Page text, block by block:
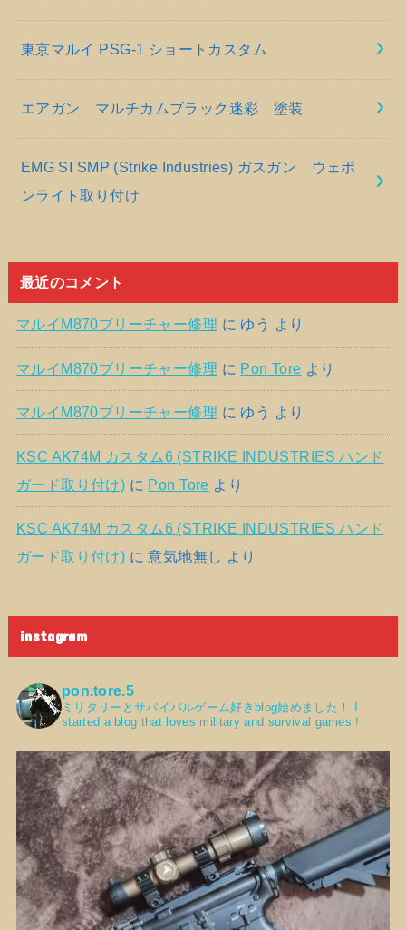
東京マルイ PSG-1 ショートカスタム
エアガン マルチカムブラック迷彩 塗装
EMG SI SMP (Strike Industries) ガスガン ウェポ
ンライト取り付け
最近のコメント
マルイM870ブリーチャー修理 に ゆう より
マルイM870ブリーチャー修理 に Pon Tore より
マルイM870ブリーチャー修理 に ゆう より
KSC AK74M カスタム6 (STRIKE INDUSTRIES ハンド
ガード取り付け) に Pon Tore より
KSC AK74M カスタム6 (STRIKE INDUSTRIES ハンド
ガード取り付け) に意気地無し より
instagram
pon.tore.5
ミリタリーとサバイバルゲーム好きblog始めました！
started a blog that loves military and survival games !